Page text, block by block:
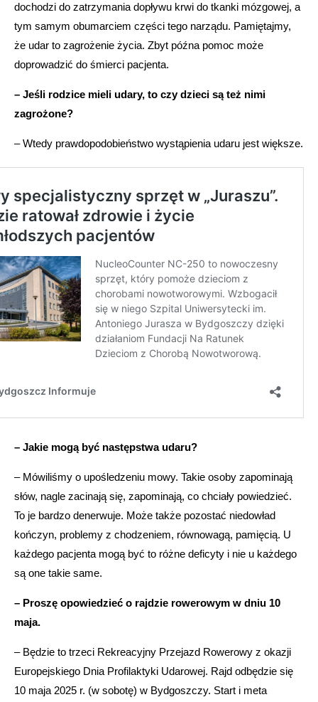
dochodzi do zatrzymania dopływu krwi do tkanki mózgowej, a
tym samym obumarciem części tego narządu. Pamiętajmy,
że udar to zagrożenie życia. Zbyt późna pomoc może
doprowadzić do śmierci pacjenta.
– Jeśli rodzice mieli udary, to czy dzieci są też nimi
zagrożone?
– Wtedy prawdopodobieństwo wystąpienia udaru jest większe.
– Jakie mogą być następstwa udaru?
– Mówiliśmy o upośledzeniu mowy. Takie osoby zapominają
słów, nagle zacinają się, zapominają, co chciały powiedzieć.
To je bardzo denerwuje. Może także pozostać niedowład
kończyn, problemy z chodzeniem, równowagą, pamięcią. U
każdego pacjenta mogą być to różne deficyty i nie u każdego
są one takie same.
– Proszę opowiedzieć o rajdzie rowerowym w dniu 10
maja.
– Będzie to trzeci Rekreacyjny Przejazd Rowerowy z okazji
Europejskiego Dnia Profilaktyki Udarowej. Rajd odbędzie się
10 maja 2025 r. (w sobotę) w Bydgoszczy. Start i meta